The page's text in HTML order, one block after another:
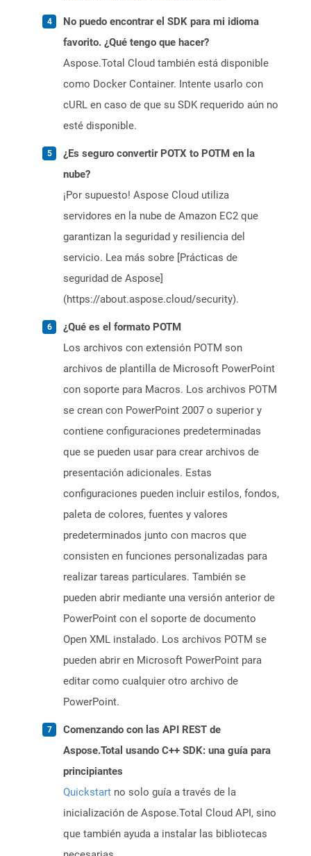
No puedo encontrar el SDK para mi idioma
favorito. ¿Qué tengo que hacer?
Aspose.Total Cloud también está disponible
como Docker Container. Intente usarlo con
cURL en caso de que su SDK requerido aún no
esté disponible.
¿Es seguro convertir POTX to POTM en la
nube?
¡Por supuesto! Aspose Cloud utiliza
servidores en la nube de Amazon EC2 que
garantizan la seguridad y resiliencia del
servicio. Lea más sobre [Prácticas de
seguridad de Aspose]
(https://about.aspose.cloud/security).
¿Qué es el formato POTM
Los archivos con extensión POTM son
archivos de plantilla de Microsoft PowerPoint
con soporte para Macros. Los archivos POTM
se crean con PowerPoint 2007 o superior y
contiene configuraciones predeterminadas
que se pueden usar para crear archivos de
presentación adicionales. Estas
configuraciones pueden incluir estilos, fondos,
paleta de colores, fuentes y valores
predeterminados junto con macros que
consisten en funciones personalizadas para
realizar tareas particulares. También se
pueden abrir mediante una versión anterior de
PowerPoint con el soporte de documento
Open XML instalado. Los archivos POTM se
pueden abrir en Microsoft PowerPoint para
editar como cualquier otro archivo de
PowerPoint.
Comenzando con las API REST de
Aspose.Total usando C++ SDK: una guía para
principiantes
Quickstart no solo guía a través de la
inicialización de Aspose.Total Cloud API, sino
que también ayuda a instalar las bibliotecas